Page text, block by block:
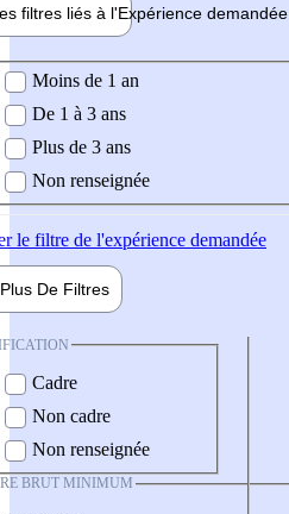
filtres liés à l'Expérience demandée
demandée
Moins de 1 an
De 1 à 3 ans
Plus de 3 ans
Non renseignée
le filtre de l'expérience demandée
Plus De Filtres
Cadre
Non cadre
Non renseignée
BRUT MINIMUM